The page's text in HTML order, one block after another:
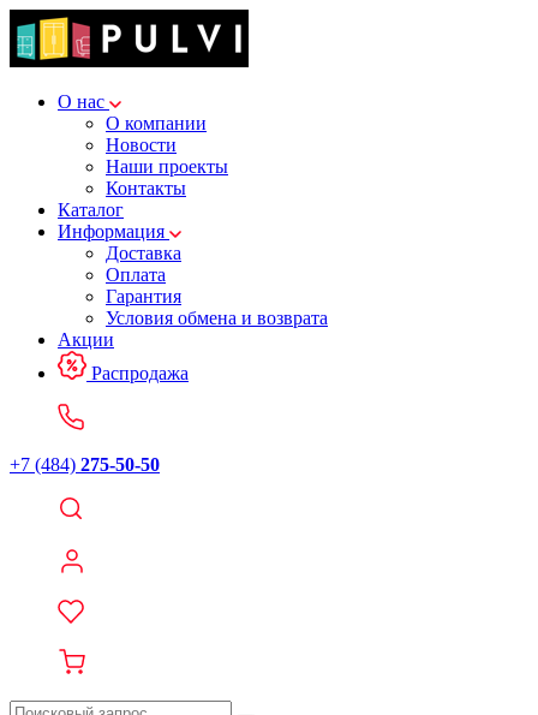
О нас
О компании
Новости
Наши проекты
Контакты
Каталог
Информация
Доставка
Оплата
Гарантия
Условия обмена и возврата
Акции
Распродажа
+7 (484) 275-50-50